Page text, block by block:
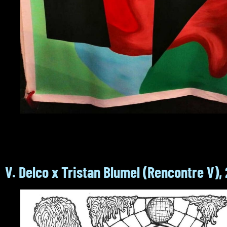
V. Delco x Tristan Blumel (Rencontre V),